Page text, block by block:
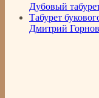
Дубовый
Табурет
Дмитрий